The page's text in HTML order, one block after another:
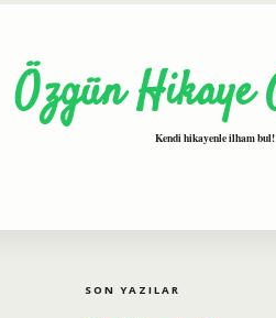
Özgün Hikaye
Kendi hikayenle ilham bul!
SON YAZILAR